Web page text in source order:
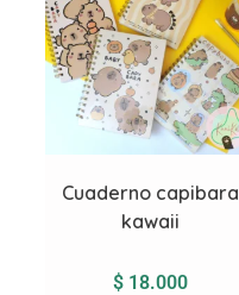
Cuaderno capibara
kawaii
$18.000